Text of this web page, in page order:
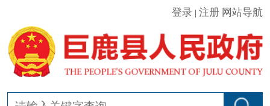
登录 |注册 网站导航